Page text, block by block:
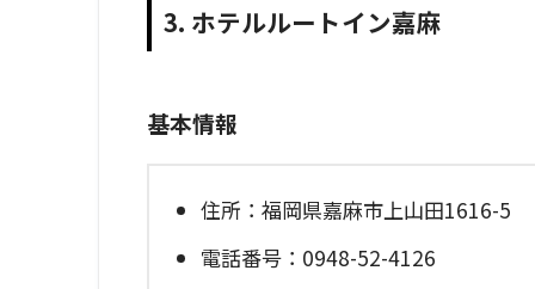
3. ホテルルートイン嘉麻
基本情報
住所：福岡県嘉麻市上山田1616-5
電話番号：0948-52-4126